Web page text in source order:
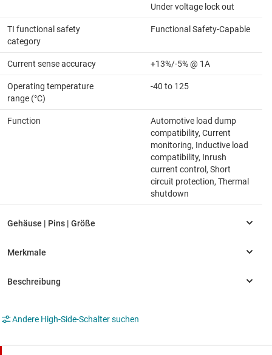
Under voltage lock out
TI functional safety
category
Functional Safety-Capable
Current sense accuracy +13%/-5% @ 1A
Operating temperature
range (°C)
-40 to 125
Function
Automotive load dump
compatibility, Current
monitoring, Inductive load
compatibility, Inrush
current control, Short
circuit protection, Thermal
shutdown
Andere High-Side-Schalter suchen